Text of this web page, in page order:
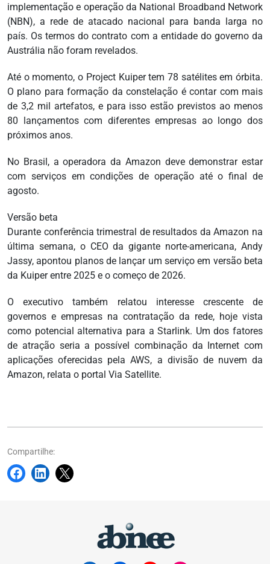
implementação e operação da National Broadband Network
(NBN), a rede de atacado nacional para banda larga no
país. Os termos do contrato com a entidade do governo da
Austrália não foram revelados.
Até o momento, o Project Kuiper tem 78 satélites em órbita.
O plano para formação da constelação é contar com mais
de 3,2 mil artefatos, e para isso estão previstos ao menos
80 lançamentos com diferentes empresas ao longo dos
próximos anos.
No Brasil, a operadora da Amazon deve demonstrar estar
com serviços em condições de operação até o final de
agosto.
Versão beta
Durante conferência trimestral de resultados da Amazon na
última semana, o CEO da gigante norte-americana, Andy
Jassy, apontou planos de lançar um serviço em versão beta
da Kuiper entre 2025 e o começo de 2026.
O executivo também relatou interesse crescente de
governos e empresas na contratação da rede, hoje vista
como potencial alternativa para a Starlink. Um dos fatores
de atração seria a possível combinação da Internet com
aplicações oferecidas pela AWS, a divisão de nuvem da
Amazon, relata o portal Via Satellite.
Compartilhe: